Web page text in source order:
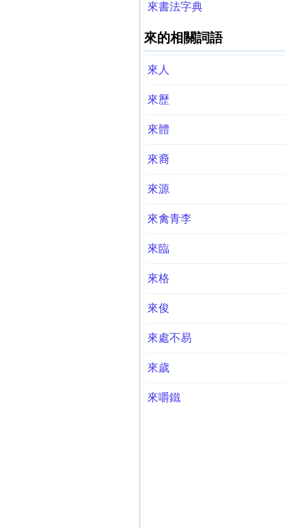
來書法字典
來的相關詞語
來人
來歷
來體
來裔
來源
來禽青李
來臨
來格
來俊
來處不易
來歲
來嚼鐵